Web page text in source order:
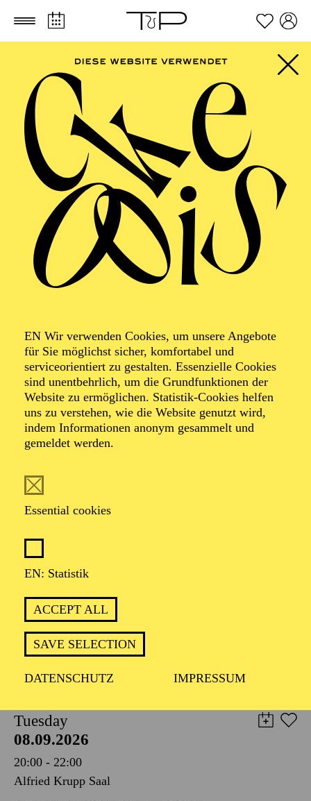
Zum Hauptinhalt springen Zum Footer springen
EN Wir verwenden Cookies, um unsere Angebote
für Sie möglichst sicher, komfortabel und
serviceorientiert zu gestalten. Essenzielle Cookies
sind unentbehrlich, um die Grundfunktionen der
Website zu ermöglichen. Statistik-Cookies helfen
uns zu verstehen, wie die Website genutzt wird,
indem Informationen anonym gesammelt und
gemeldet werden.
Essential cookies
EN: Statistik
ACCEPT ALL
SAVE SELECTION
DATENSCHUTZ IMPRESSUM
FILTER
SEPTEMBER 2026
PHILHARMONIE ESSEN
Friday
04.09.2026
20:00 - 23:00
Alfried Krupp Saal
Organiser: Theater-, Konzert- u. Gastspieldirektion OTTO
HOFNER GMBH
TICKETS
55,20 52,70€
EN: SCHAUSPIEL ESSEN
05.09.2026
19:30 - 21:30
BLICK AUF DEN IRAN –
STIMMEN ZUR AKTUELLEN
LAGE
TICKETS
8,00€
Tuesday
08.09.2026
20:00 - 22:00
Alfried Krupp Saal